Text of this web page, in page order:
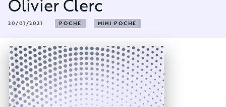
Olivier Clerc
20/01/2021 POCHE MINI POCHE